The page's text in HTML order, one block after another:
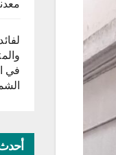
في
أحدث